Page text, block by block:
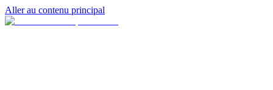
Aller au contenu principal